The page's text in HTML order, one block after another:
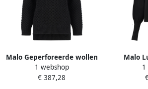
Malo Geperforeerde wollen
blend trui Black Dames
1 webshop
€ 387,28
Malo
1